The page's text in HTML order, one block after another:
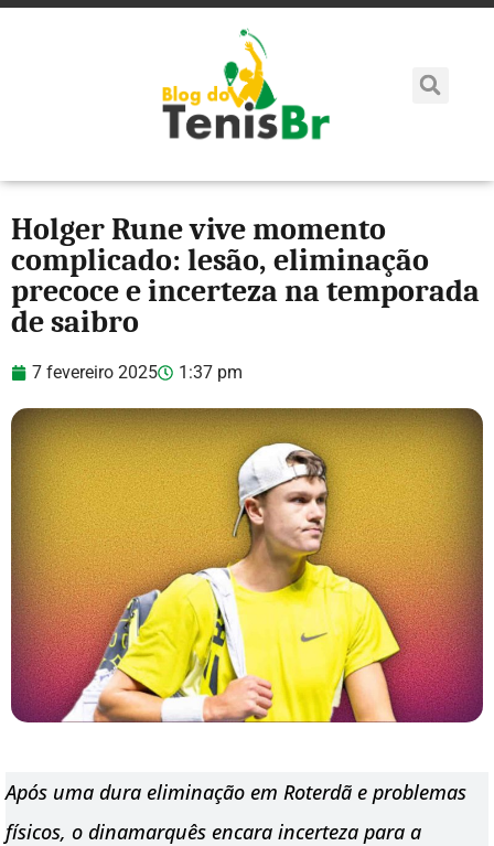
Holger Rune vive momento
complicado: lesão, eliminação
precoce e incerteza na temporada
de saibro
7 fevereiro 2025 1:37 pm
Após uma dura eliminação em Roterdã e problemas
físicos, o dinamarquês encara incerteza para a